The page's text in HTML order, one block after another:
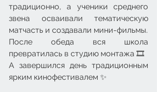
традиционно, а ученики среднего
звена осваивали тематическую
матчасть и создавали мини-фильмы.
После обеда вся школа
превратилась в студию монтажа 🎞️
А завершился день традиционным
ярким кинофестивалем ✨